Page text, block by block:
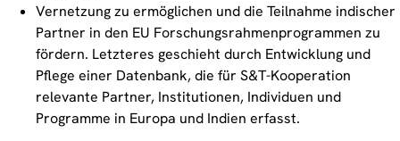
Vernetzung zu ermöglichen und die Teilnahme indischer
Partner in den EU Forschungsrahmenprogrammen zu
fördern. Letzteres geschieht durch Entwicklung und
Pflege einer Datenbank, die für S&T-Kooperation
relevante Partner, Institutionen, Individuen und
Programme in Europa und Indien erfasst.